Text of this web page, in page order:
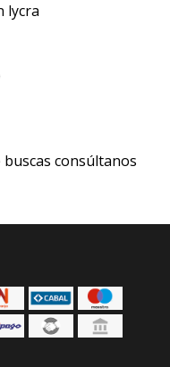
lycra
consúltanos